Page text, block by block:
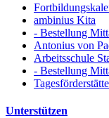
ambinius Kita
- Bestellung
Antonius von
Arbeitsschule
- Bestellung
Unterstützen